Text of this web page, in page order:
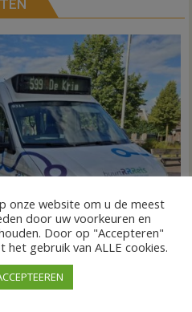
alle kernen Hardenberg
onze website om u de meest
door uw voorkeuren en
Door op "Accepteren"
het gebruik van ALLE cookies.